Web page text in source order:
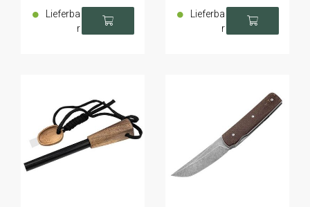
Lieferba
r
Lieferba
r